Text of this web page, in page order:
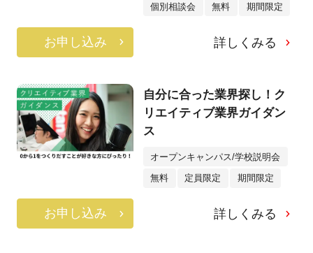
個別相談会 無料 期間限定
お申し込み 詳しくみる
自分に合った業界探し！ク
リエイティブ業界ガイダン
ス
オープンキャンパス/学校説明会
無料 定員限定 期間限定
お申し込み 詳しくみる